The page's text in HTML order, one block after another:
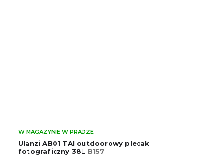
KF Concept Wielofunkcyjny plecak fotograficzny
ze sztywną obudową 22L (zielony)
W MAGAZYNIE W PRADZE